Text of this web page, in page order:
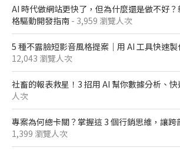
AI 時代做網站更快了，但為什麼還是做不好？
格驅動開發指南 - 3,959 瀏覽人次
5 種不露臉短影音風格提案｜用 AI 工具快速製
12,043 瀏覽人次
社畜的報表救星！3 招用 AI 幫你數據分析、
人次
專案為何總卡關？掌握這 3 個行銷思維，讓跨
1,399 瀏覽人次